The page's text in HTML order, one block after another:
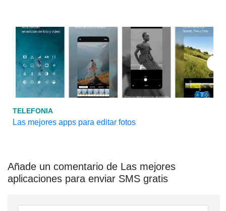
TELEFONIA
Las mejores apps para editar fotos
Añade un comentario de Las mejores
aplicaciones para enviar SMS gratis